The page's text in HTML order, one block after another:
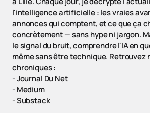
l'intelligence artificielle : les vraies
annonces qui comptent, et ce que ça
concrètement — sans hype ni jargon.
le signal du bruit, comprendre l'IA en
même sans être technique. Retrouvez
chroniques :
-Journal Du Net
-Medium
-Substack